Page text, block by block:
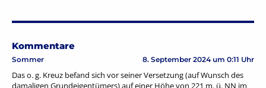
Kommentare
Sommer 8. September 2024 um 0:11 Uhr
Das o. g. Kreuz befand sich vor seiner Versetzung (auf Wunsch des